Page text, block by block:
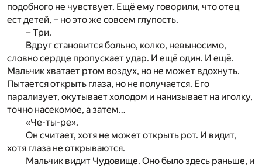
подобного не чувствует. Ещё ему говорили, что отец
ест детей, – но это же совсем глупость.
– Три.
Вдруг становится больно, колко, невыносимо,
словно сердце пропускает удар. И ещё один. И ещё.
Мальчик хватает ртом воздух, но не может вдохнуть.
Пытается открыть глаза, но не получается. Его
парализует, окутывает холодом и нанизывает на иголку,
точно насекомое, а затем…
«Че-ты-ре».
Он считает, хотя не может открыть рот. И видит,
хотя глаза не открываются.
Мальчик видит Чудовище. Оно было здесь раньше, и